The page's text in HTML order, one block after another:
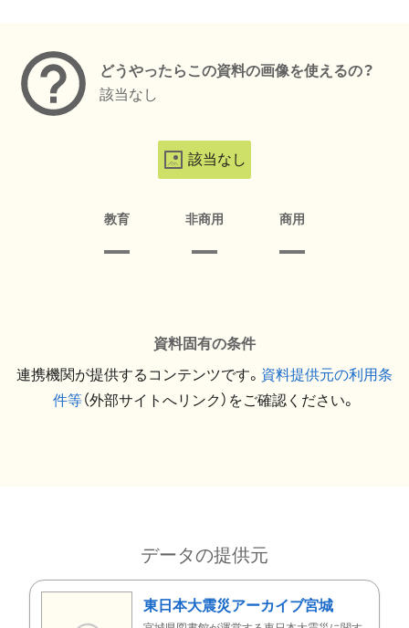
どうやったらこの資料の画像を使えるの？
該当なし
該当なし
教育 非商用 商用
資料固有の条件
連携機関が提供するコンテンツです。 資料提供元の利用条
件等（外部サイトへリンク）をご確認ください。
データの提供元
東日本大震災アーカイブ宮城